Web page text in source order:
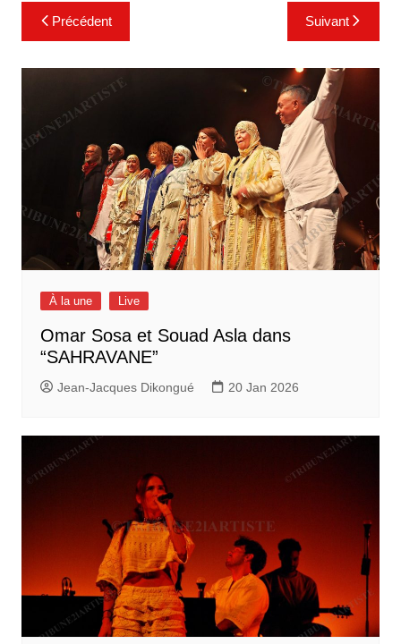
Navigation
de
l’article
Précédent Suivant
À la une Live
Omar Sosa et Souad Asla dans
“SAHRAVANE”
Jean-Jacques Dikongué 20 Jan 2026